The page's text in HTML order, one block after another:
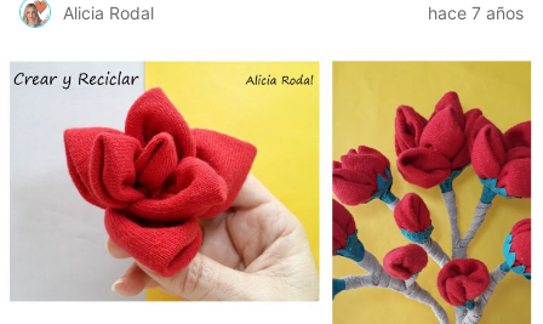
Alicia Rodal hace 7 años